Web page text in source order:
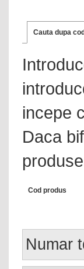
Cauta dupa
incepe
Daca
Cod produs
Numar